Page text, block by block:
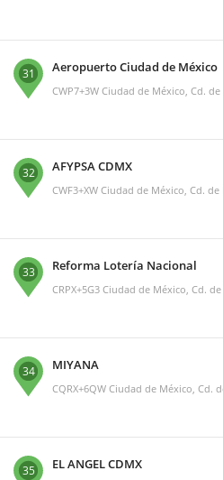
31 Aeropuerto Ciudad de México
CWP7+3W Ciudad de México, Cd.
32 AFYPSA CDMX
CWF3+XW Ciudad de México, Cd.
33 Reforma Lotería Nacional
CRPX+5G3 Ciudad de México, Cd.
34 MIYANA
CQRX+6QW Ciudad de México, Cd.
35 EL ANGEL CDMX